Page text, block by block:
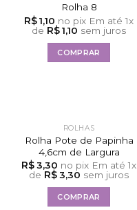
Rolha 8
R$1,10 no pix Em até1x
de R$1,10 sem juros
COMPRAR
ROLHAS
Rolha Pote de Papinha
4,6cm de Largura
R$3,30 no pix Em até1x
de R$3,30 sem juros
COMPRAR